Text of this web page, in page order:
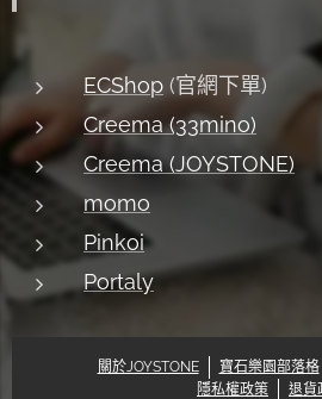
ECShop (官網下單)
Creema (33mino)
Creema (JOYSTONE)
momo
Pinkoi
Portaly
關於JOYSTONE 寶石樂園部落格
隱私權政策
退貨